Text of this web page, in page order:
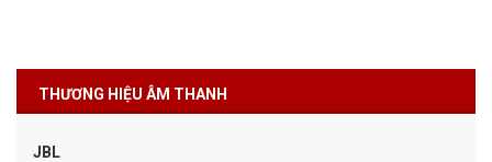
THƯƠNG HIỆU ÂM THANH
JBL